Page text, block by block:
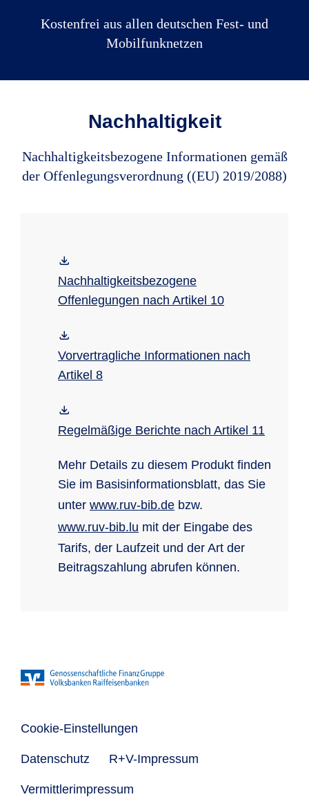
übernommen werden.
Kostenfrei aus allen deutschen Fest- und
Mobilfunknetzen
Nachhaltigkeit
Nachhaltigkeitsbezogene Informationen gemäß
der Offenlegungsverordnung ((EU) 2019/2088)
Nachhaltigkeitsbezogene
Offenlegungen nach Artikel 10
Vorvertragliche Informationen nach
Artikel 8
Regelmäßige Berichte nach Artikel 11
Mehr Details zu diesem Produkt finden
Sie im Basisinformationsblatt, das Sie
unter www.ruv-bib.de bzw.
www.ruv-bib.lu mit der Eingabe des
Tarifs, der Laufzeit und der Art der
Beitragszahlung abrufen können.
Cookie-Einstellungen
Datenschutz R+V-Impressum
Vermittlerimpressum